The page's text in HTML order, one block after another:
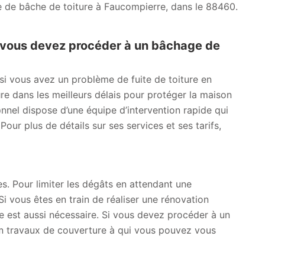
bâche de toiture à Faucompierre, dans le 88460.
devez procéder à un bâchage de
vous avez un problème de fuite de toiture en
dans les meilleurs délais pour protéger la maison
dispose d’une équipe d’intervention rapide qui
plus de détails sur ses services et ses tarifs,
Pour limiter les dégâts en attendant une
vous êtes en train de réaliser une rénovation
aussi nécessaire. Si vous devez procéder à un
travaux de couverture à qui vous pouvez vous